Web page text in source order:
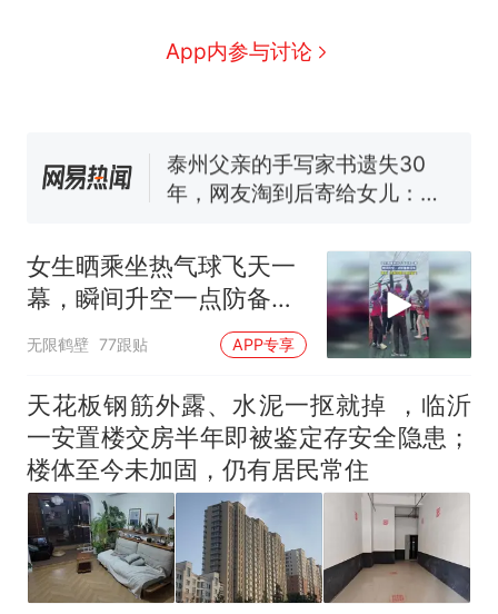
App内参与讨论
浙江人戒备 "白海豚"已创我国
泰州父亲的手写家书遗失30
年，网友淘到后寄给女儿：花
全部作废，公平么？
女生晒乘坐热气球飞天一
幕，瞬间升空一点防备都
没有
无限鹤壁 77跟贴 APP专享
天花板钢筋外露、水泥一抠就掉 ，临沂
一安置楼交房半年即被鉴定存安全隐患；
楼体至今未加固，仍有居民常住